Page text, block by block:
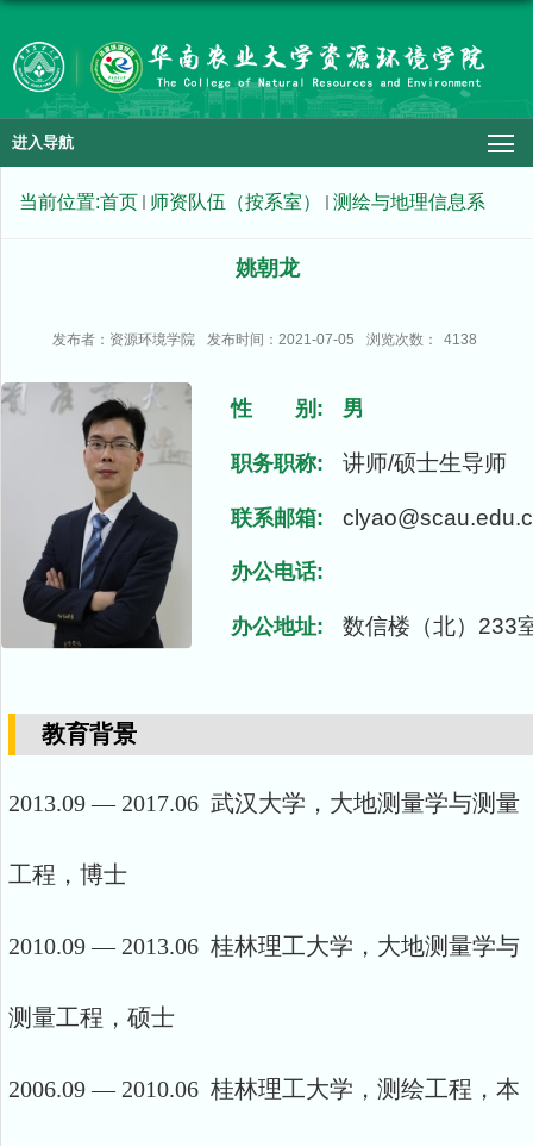
进入导航
当前位置:首页 师资队伍（按系室） 测绘与地理信息系
姚朝龙
发布者：资源环境学院 发布时间：2021-07-05 浏览次数： 4138
性 别: 男
职务职称: 讲师/硕士生导师
联系邮箱:
办公电话:
办公地址: 数信楼（北）233
教育背景
2013.09 — 2017.06 武汉大学，大地测量学与测量
工程，博士
2010.09 — 2013.06 桂林理工大学，大地测量学与
测量工程，硕士
2006.09 — 2010.06 桂林理工大学，测绘工程，本